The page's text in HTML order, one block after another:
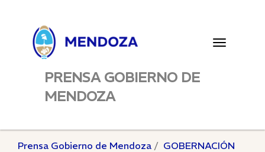
Toggle
PRENSA GOBIERNO DE
MENDOZA
Prensa Gobierno de Mendoza
GOBERNACIÓN